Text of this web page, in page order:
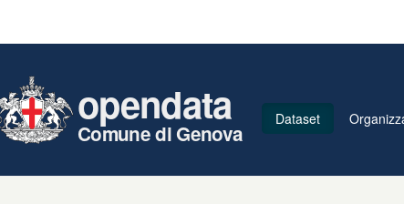
opendata
Comune di Genova
Dataset